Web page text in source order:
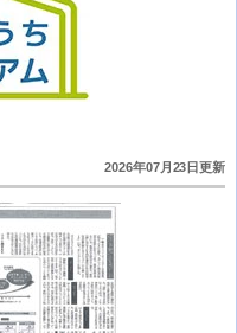
2026年07月23日更新